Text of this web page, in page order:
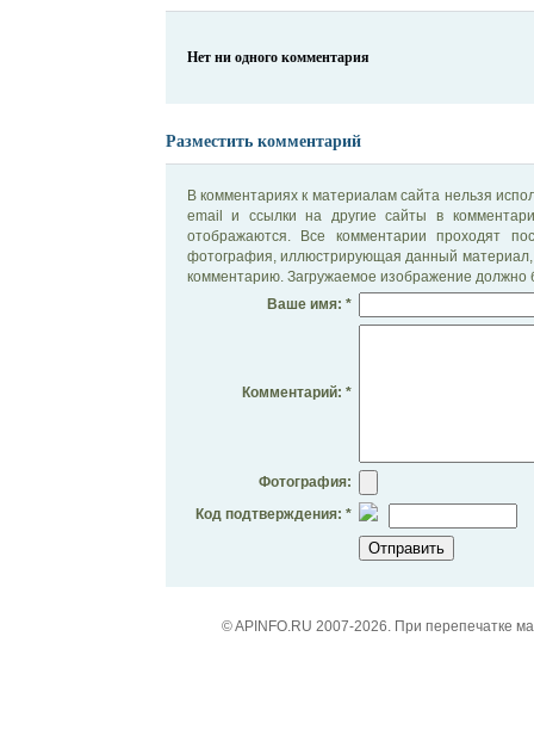
Нет ни одного комментария
Разместить комментарий
В комментариях к материалам сайта нельзя
email и ссылки на другие сайты в
отображаются. Все комментарии проходят
фотография, иллюстрирующая данный материал,
комментарию. Загружаемое изображение должно
Ваше имя: *
Комментарий: *
Фотография:
Код подтверждения: *
© APINFO.RU 2007-2026. При перепечатке